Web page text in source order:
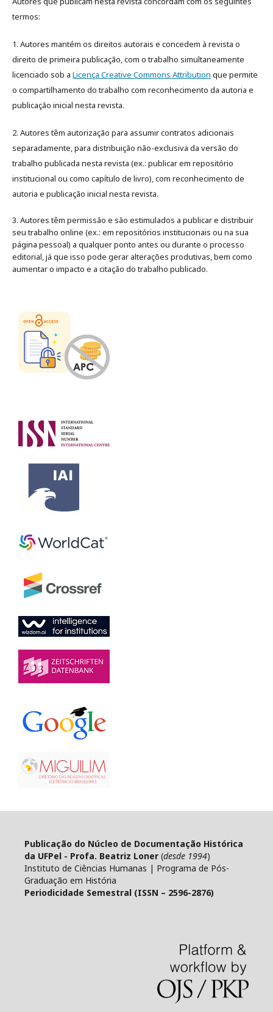
termos:
1. Autores mantém os direitos autorais e concedem à revista o
direito de primeira publicação, com o trabalho simultaneamente
licenciado sob a Licença Creative Commons Attribution que permite
o compartilhamento do trabalho com reconhecimento da autoria e
publicação inicial nesta revista.
2. Autores têm autorização para assumir contratos adicionais
separadamente, para distribuição não-exclusiva da versão do
trabalho publicada nesta revista (ex.: publicar em repositório
institucional ou como capítulo de livro), com reconhecimento de
autoria e publicação inicial nesta revista.
3. Autores têm permissão e são estimulados a publicar e distribuir
seu trabalho online (ex.: em repositórios institucionais ou na sua
página pessoal) a qualquer ponto antes ou durante o processo
editorial, já que isso pode gerar alterações produtivas, bem como
aumentar o impacto e a citação do trabalho publicado.
Publicação do Núcleo de Documentação Histórica
da UFPel - Profa. Beatriz Loner (desde 1994)
Instituto de Ciências Humanas | Programa de Pós-
Graduação em História
Periodicidade Semestral (ISSN – 2596-2876)